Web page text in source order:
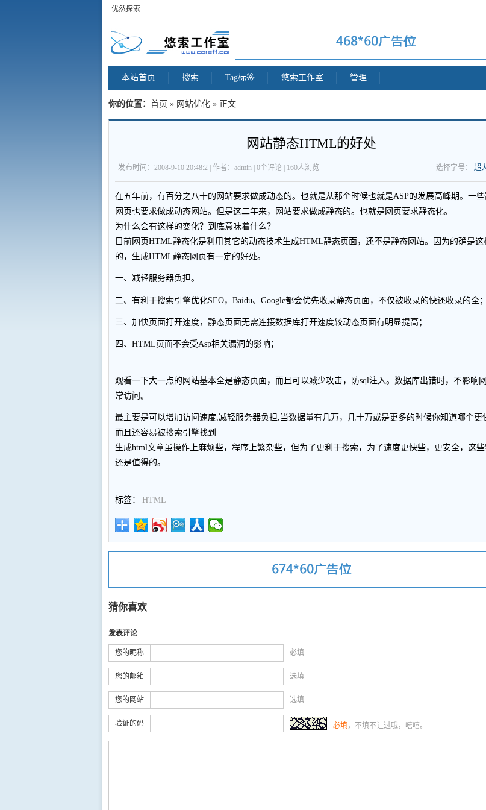
优然探索
本站首页 搜索 Tag标签 悠索工作室 管理
你的位置： 首页 » 网站优化 » 正文
网站静态HTML的好处
选择字号： 超
发布时间：2008-9-10 20:48:2 | 作者：admin | 0个评论 | 160人浏览
在五年前，有百分之八十的网站要求做成动态的。也就是从那个时候也就是ASP的发展高峰期。一
网页也要求做成动态网站。但是这二年来，网站要求做成静态的。也就是网页要求静态化。
为什么会有这样的变化？到底意味着什么？
目前网页HTML静态化是利用其它的动态技术生成HTML静态页面，还不是静态网站。因为的确是这
的，生成HTML静态网页有一定的好处。
一、减轻服务器负担。
二、有利于搜索引擎优化SEO，Baidu、Google都会优先收录静态页面，不仅被收录的快还收录的全；
三、加快页面打开速度，静态页面无需连接数据库打开速度较动态页面有明显提高；
四、HTML页面不会受Asp相关漏洞的影响；
观看一下大一点的网站基本全是静态页面，而且可以减少攻击，防sql注入。数据库出错时，不影响
常访问。
最主要是可以增加访问速度,减轻服务器负担,当数据量有几万，几十万或是更多的时候你知道哪个更
而且还容易被搜索引擎找到.
生成html文章虽操作上麻烦些，程序上繁杂些，但为了更利于搜索，为了速度更快些，更安全，这
还是值得的。
标签： HTML
猜你喜欢
发表评论
您的昵称 必填
您的邮箱 选填
您的网站 选填
验证的码 必填，不填不让过哦，嘻嘻。